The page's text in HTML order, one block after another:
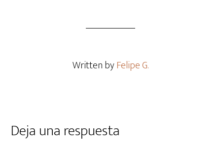
Written byFelipe G.
Deja una respuesta